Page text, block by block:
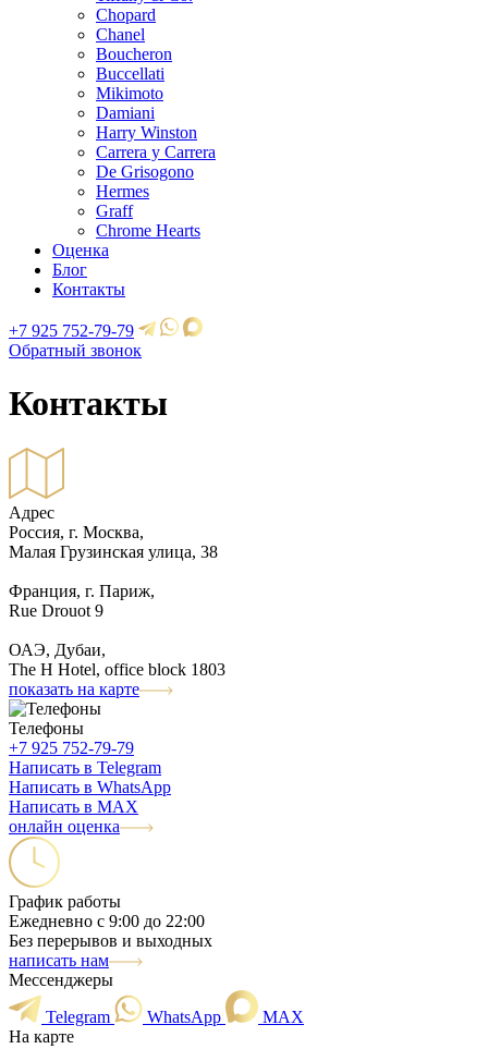
Chopard
Chanel
Boucheron
Buccellati
Mikimoto
Damiani
Harry Winston
Carrera y Carrera
De Grisogono
Hermes
Graff
Chrome Hearts
Оценка
Блог
Контакты
+7 925 752-79-79
Обратный звонок
Контакты
Адрес
Россия, г. Москва,
Малая Грузинская улица, 38
Франция, г. Париж,
Rue Drouot 9
ОАЭ, Дубаи,
The H Hotel, office block 1803
показать на карте
Телефоны
+7 925 752-79-79
Написать в Telegram
Написать в WhatsApp
Написать в MAX
онлайн оценка
График работы
Ежедневно с 9:00 до 22:00
Без перерывов и выходных
написать нам
Мессенджеры
Telegram
WhatsApp
MAX
На карте